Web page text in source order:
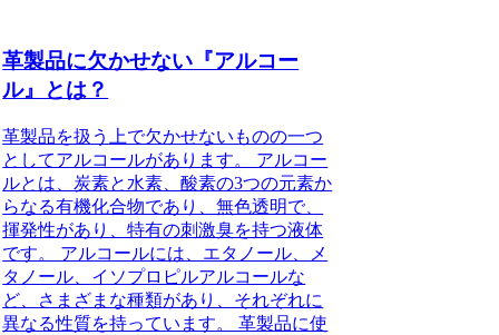
革製品に欠かせない『アルコー
ル』とは？
革製品を扱う上で欠かせないものの一つ
としてアルコールがあります。 アルコー
ルとは、炭素と水素、酸素の3つの元素か
らなる有機化合物であり、無色透明で、
揮発性があり、特有の刺激臭を持つ液体
です。 アルコールには、エタノール、メ
タノール、イソプロピルアルコールな
ど、さまざまな種類があり、それぞれに
異なる性質を持っています。 革製品に使